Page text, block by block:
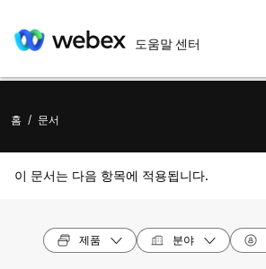
도움말 센터
홈 / 문서
이 문서는 다음 항목에 적용됩니다.
제품 분야